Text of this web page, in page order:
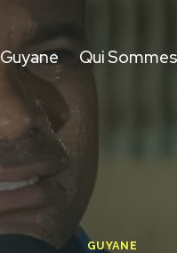
Guyane Qui
GUYANE